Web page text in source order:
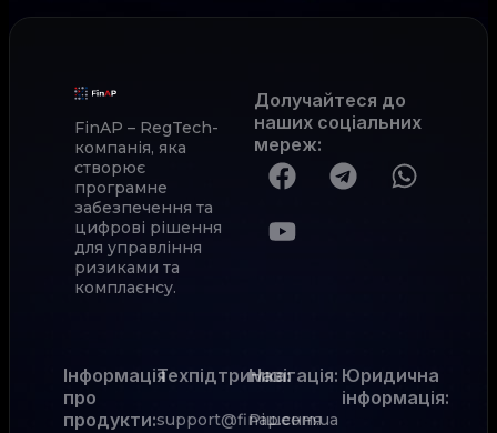
FinAP – RegTech-
компанія, яка
створює
програмне
забезпечення та
цифрові рішення
для управління
ризиками та
комплаєнсу.
Долучайтеся до
наших соціальних
мереж:
Інформація
про
продукти:
Техпідтримка:
support@finap.com.ua
Рішення
Навігація: Юридична
інформація: